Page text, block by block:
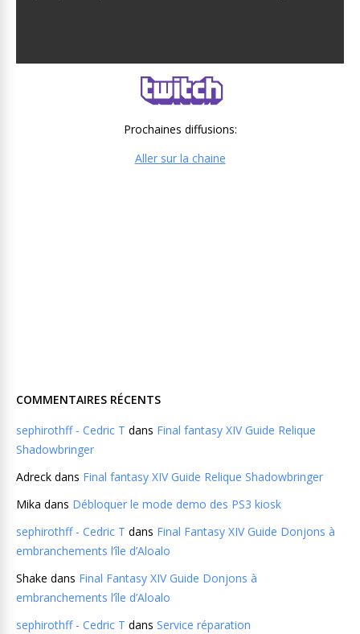
Prochaines diffusions:
Aller sur la chaine
COMMENTAIRES RÉCENTS
sephirothff - Cedric T dans Final fantasy XIV Guide Relique
Shadowbringer
Adreck dans Final fantasy XIV Guide Relique Shadowbringer
Mika dans Débloquer le mode demo des PS3 kiosk
sephirothff - Cedric T dans Final Fantasy XIV Guide Donjons à
embranchements l’île d’Aloalo
Shake dans Final Fantasy XIV Guide Donjons à
embranchements l’île d’Aloalo
sephirothff - Cedric T dans Service réparation